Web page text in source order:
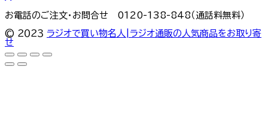
お電話のご注文・お問合せ 0120-138-848（通話料無料）
© ２０２３ ラジオで買い物名人|ラジオ通販の人気商品をお取り寄
せ